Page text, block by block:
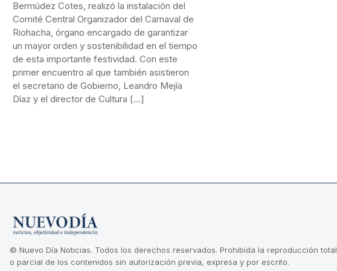
Bermúdez Cotes, realizó la instalación del
Comité Central Organizador del Carnaval de
Riohacha, órgano encargado de garantizar
un mayor orden y sostenibilidad en el tiempo
de esta importante festividad. Con este
primer encuentro al que también asistieron
el secretario de Gobierno, Leandro Mejía
Díaz y el director de Cultura […]
© Nuevo Día Noticias. Todos los derechos reservados. Prohibida la reproducción total
o parcial de los contenidos sin autorización previa, expresa y por escrito.